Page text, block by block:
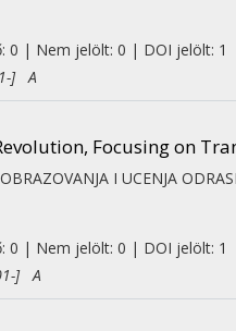
0 | Nem jelölt: 0 | DOI jelölt: 1
] A
Focusing on
I UCENJA
0 | Nem jelölt: 0 | DOI jelölt: 1
] A